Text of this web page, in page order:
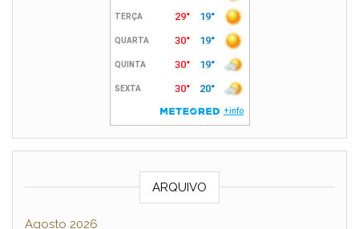
ARQUIVO
Agosto 2026